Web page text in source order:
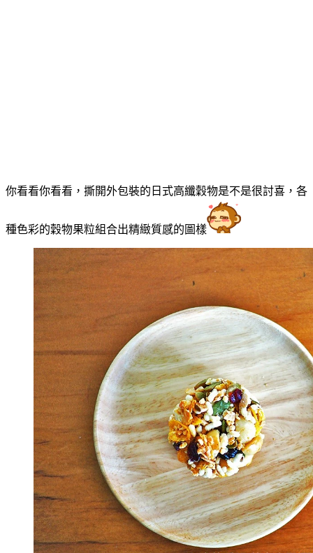
你看看你看看，撕開外包裝的日式高纖穀物是不是很討喜，各
種色彩的穀物果粒組合出精緻質感的圖樣